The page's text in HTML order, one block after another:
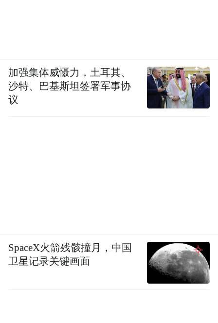
加强集体威慑力，土耳其、
沙特、巴基斯坦签署军事协
议
SpaceX火箭残骸撞月，中国
卫星记录关键画面